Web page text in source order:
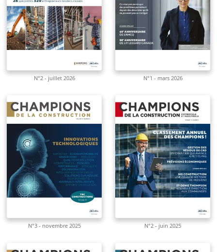
N°2 - juillet 2026 N°1 - mars 2026
N°3 - novembre 2025 N°2 - juin 2025